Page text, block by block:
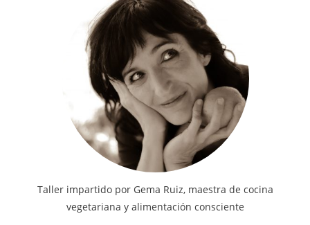
Taller impartido por Gema Ruiz, maestra de cocina
vegetariana y alimentación consciente